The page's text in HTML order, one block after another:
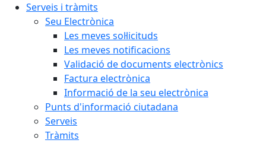
Serveis i tràmits
Seu Electrònica
Les meves sol·licituds
Les meves notificacions
Validació de documents electrònics
Factura electrònica
Informació de la seu electrònica
Punts d'informació ciutadana
Serveis
Tràmits